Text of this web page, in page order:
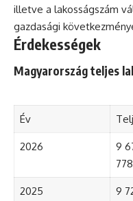
illetve a lakosságszám
gazdasági
Érdekességek
Magyarország teljes
Év
2026
9
2025
9